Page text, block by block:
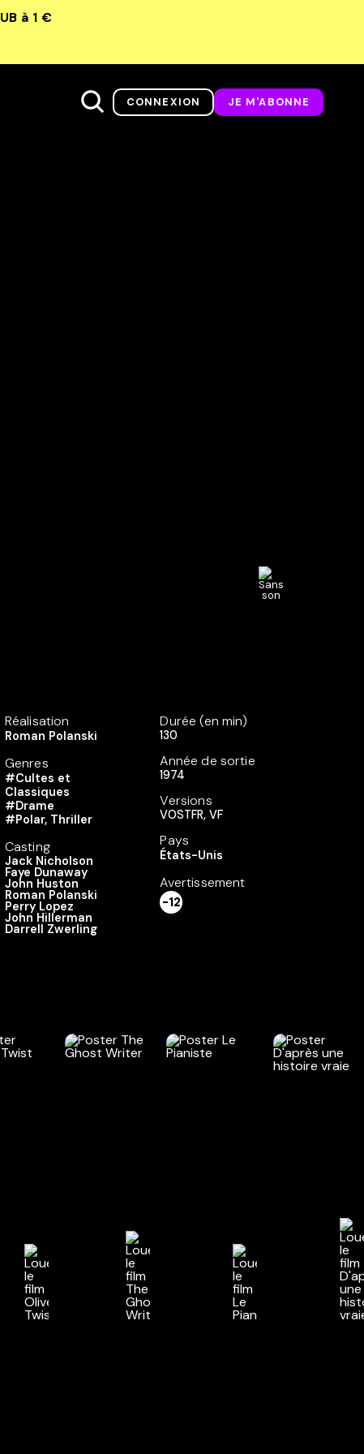
à 1 €
CONNEXION JE M'ABONNE
Réalisation
Roman Polanski
Genres
#Cultes et
Classiques
#Drame
#Polar, Thriller
Casting
Jack Nicholson
Faye Dunaway
John Huston
Roman Polanski
Perry Lopez
John Hillerman
Darrell Zwerling
Durée (en min)
130
Année de sortie
1974
Versions
VOSTFR, VF
Pays
États-Unis
Avertissement
-12